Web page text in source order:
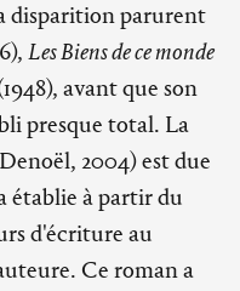
disparition parurent
Les Biens de ce monde
avant que son
presque total. La
2004) est due
établie à partir du
d'écriture au
Ce roman a